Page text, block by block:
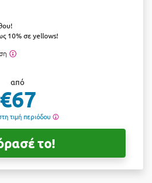
10% σε yellows!
από
€67
τιμή περιόδου
το!